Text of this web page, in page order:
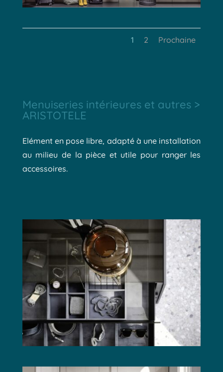
1 2 Prochaine
Menuiseries intérieures et autres >
ARISTOTELE
Elément en pose libre, adapté à une installation
au milieu de la pièce et utile pour ranger les
accessoires.